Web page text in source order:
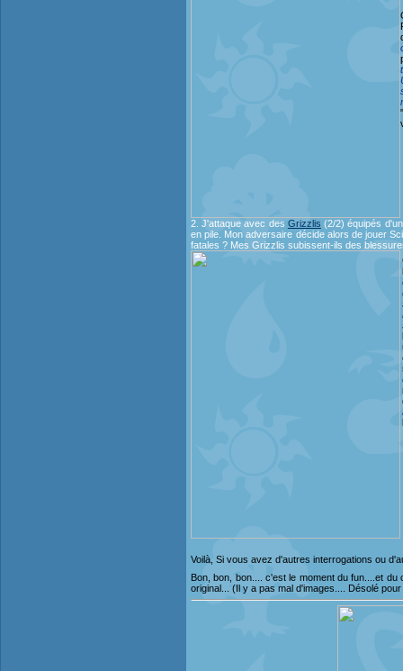
2. J'attaque avec des Grizzlis (2/2) équipés
en pile. Mon adversaire décide alors de jouer
fatales ? Mes Grizzlis subissent-ils des
Voilà, Si vous avez d'autres interrogations ou
Bon, bon, bon.... c'est le moment du fun....et
original... (Il y a pas mal d'images.... Désolé